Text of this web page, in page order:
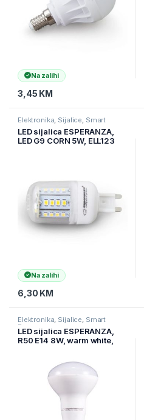
Na zalihi
3,45 KM
Elektronika, Sijalice, Smart
LED sijalica ESPERANZA,
LED G9 CORN 5W, ELL123
Na zalihi
6,30 KM
Elektronika, Sijalice, Smart
Program
LED sijalica ESPERANZA,
R50 E14 8W, warm white,